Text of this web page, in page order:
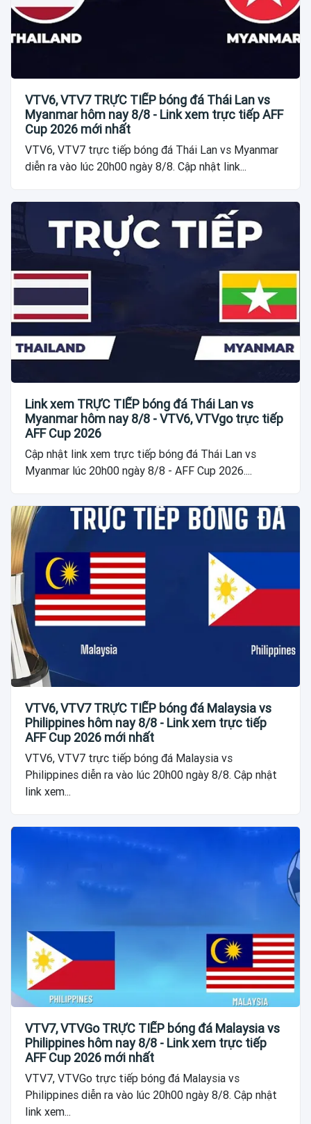
VTV6, VTV7 TRỰC TIẾP bóng đá Thái Lan vs
Myanmar hôm nay 8/8 - Link xem trực tiếp AFF
Cup 2026 mới nhất
VTV6, VTV7 trực tiếp bóng đá Thái Lan vs Myanmar
diễn ra vào lúc 20h00 ngày 8/8. Cập nhật link...
Link xem TRỰC TIẾP bóng đá Thái Lan vs
Myanmar hôm nay 8/8 - VTV6, VTVgo trực tiếp
AFF Cup 2026
Cập nhật link xem trực tiếp bóng đá Thái Lan vs
Myanmar lúc 20h00 ngày 8/8 - AFF Cup 2026....
VTV6, VTV7 TRỰC TIẾP bóng đá Malaysia vs
Philippines hôm nay 8/8 - Link xem trực tiếp
AFF Cup 2026 mới nhất
VTV6, VTV7 trực tiếp bóng đá Malaysia vs
Philippines diễn ra vào lúc 20h00 ngày 8/8. Cập nhật
link xem...
VTV7, VTVGo TRỰC TIẾP bóng đá Malaysia vs
Philippines hôm nay 8/8 - Link xem trực tiếp
AFF Cup 2026 mới nhất
VTV7, VTVGo trực tiếp bóng đá Malaysia vs
Philippines diễn ra vào lúc 20h00 ngày 8/8. Cập nhật
link xem...